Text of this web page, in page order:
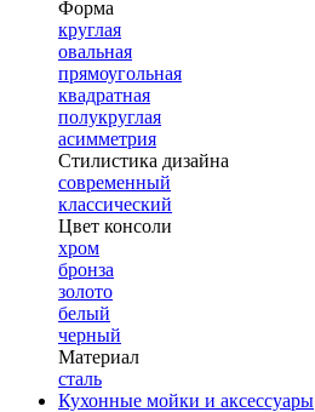
Форма
круглая
овальная
прямоугольная
квадратная
полукруглая
асимметрия
Стилистика дизайна
современный
классический
Цвет консоли
хром
бронза
золото
белый
черный
Материал
сталь
Кухонные мойки и аксессуары